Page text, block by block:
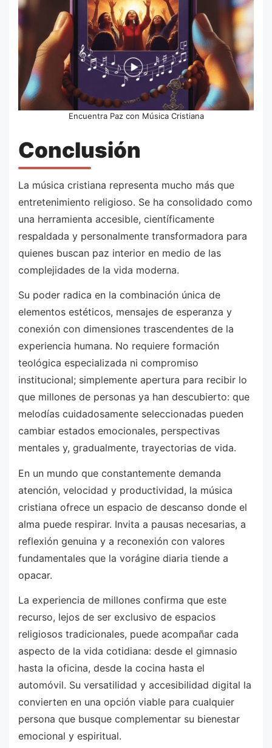
Encuentra Paz con Música Cristiana
Conclusión
La música cristiana representa mucho más que
entretenimiento religioso. Se ha consolidado como
una herramienta accesible, científicamente
respaldada y personalmente transformadora para
quienes buscan paz interior en medio de las
complejidades de la vida moderna.
Su poder radica en la combinación única de
elementos estéticos, mensajes de esperanza y
conexión con dimensiones trascendentes de la
experiencia humana. No requiere formación
teológica especializada ni compromiso
institucional; simplemente apertura para recibir lo
que millones de personas ya han descubierto: que
melodías cuidadosamente seleccionadas pueden
cambiar estados emocionales, perspectivas
mentales y, gradualmente, trayectorias de vida.
En un mundo que constantemente demanda
atención, velocidad y productividad, la música
cristiana ofrece un espacio de descanso donde el
alma puede respirar. Invita a pausas necesarias, a
reflexión genuina y a reconexión con valores
fundamentales que la vorágine diaria tiende a
opacar.
La experiencia de millones confirma que este
recurso, lejos de ser exclusivo de espacios
religiosos tradicionales, puede acompañar cada
aspecto de la vida cotidiana: desde el gimnasio
hasta la oficina, desde la cocina hasta el
automóvil. Su versatilidad y accesibilidad digital la
convierten en una opción viable para cualquier
persona que busque complementar su bienestar
emocional y espiritual.